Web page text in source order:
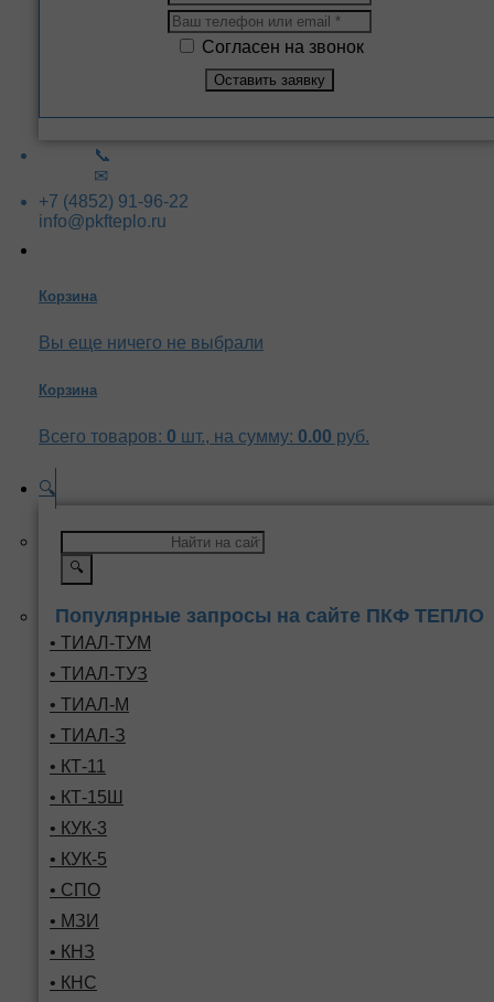
Согласен на звонок
📞
✉
+7 (4852) 91-96-22
info@pkfteplo.ru
Корзина
Вы еще ничего не выбрали
Корзина
Всего товаров: 0 шт., на сумму: 0.00 руб.
🔍
🔍
Популярные запросы на сайте ПКФ ТЕПЛО
• ТИАЛ-ТУМ
• ТИАЛ-ТУЗ
• ТИАЛ-М
• ТИАЛ-З
• КТ-11
• КТ-15Ш
• КУК-3
• КУК-5
• СПО
• МЗИ
• КНЗ
• КНС